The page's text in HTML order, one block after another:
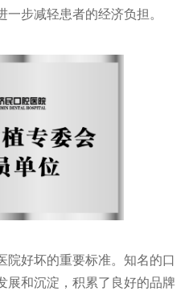
步减轻患者的经济负担。
院好坏的重要标准。知名的口
展和沉淀，积累了良好的品牌